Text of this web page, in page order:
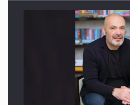
Proteinmaxxing and the Future of